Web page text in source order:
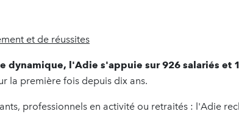
et de réussites
dynamique, l'Adie s'appuie sur 926 salariés et
la première fois depuis dix ans.
professionnels en activité ou retraités : l'Adie